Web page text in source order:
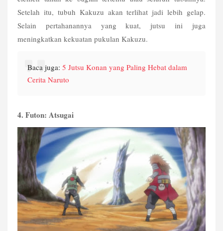
Setelah itu, tubuh Kakuzu akan terlihat jadi lebih gelap.
Selain pertahanannya yang kuat, jutsu ini juga
meningkatkan kekuatan pukulan Kakuzu.
Baca juga: 5 Jutsu Konan yang Paling Hebat dalam
Cerita Naruto
4. Futon: Atsugai